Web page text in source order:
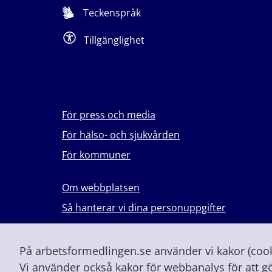
På arbetsformedlingen.se använder vi kakor
Vi använder också kakor för webbanalys för att
Teckenspråk
Tillgänglighet
För press och media
För hälso- och sjukvården
För kommuner
Om webbplatsen
Så hanterar vi dina personuppgifter
Lever du med våld i en nära relation?
Vid höjd beredskap och krig